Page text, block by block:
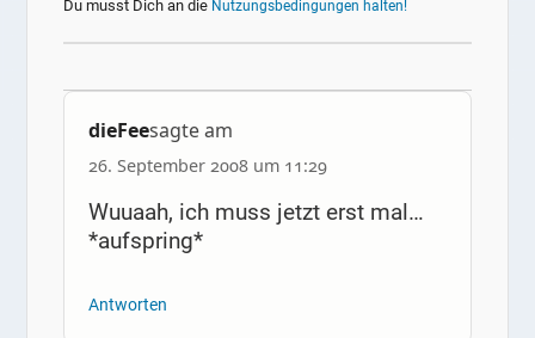
Du musst Dich an die Nutzungsbedingungen halten!
dieFeesagte am
26. September 2008 um 11:29
Wuuaah, ich muss jetzt erst mal…
*aufspring*
Antworten